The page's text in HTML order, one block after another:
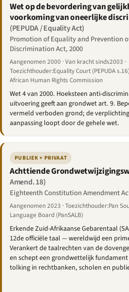
Wet op de bevordering van
voorkoming van oneerlijke
(PEPUDA / Equality Act)
Promotion of Equality and Prevention
Discrimination Act, 2000
Aangenomen 2000 · Van kracht sinds2003 ·
Toezichthouder:Equality Court (PEPUDA
African Human Rights Commission
Wet 4 van 2000. Hoeksteen anti-
uitvoering geeft aan grondwet art. 9.
vermeld verboden grond; de
aanpassing loopt door de gehele wet.
PUBLIEK + PRIVAAT
Achttiende
Amend. 18)
Eighteenth Constitution Amendment
Aangenomen 2023 · Toezichthouder:Pan
Language Board (PanSALB)
Erkende Zuid-Afrikaanse Gebarentaal
12de officiële taal — wereldwijd een
Verankert de taalrechten van de
en schept een grondwettelijk fundament
tolking in rechtbanken, scholen en